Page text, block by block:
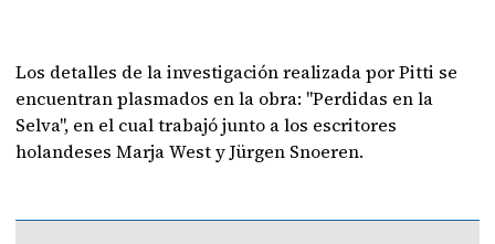
Los detalles de la investigación realizada por Pitti se
encuentran plasmados en la obra: "Perdidas en la
Selva", en el cual trabajó junto a los escritores
holandeses Marja West y Jürgen Snoeren.